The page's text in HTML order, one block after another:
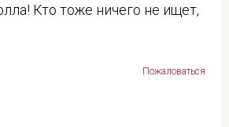
Кто тоже ничего не ищет,
Пожаловаться